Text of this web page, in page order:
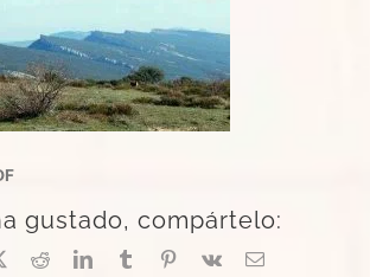
gustado, compártelo:
X RedditLinkedInTumblrPinterest
Vk
Correo